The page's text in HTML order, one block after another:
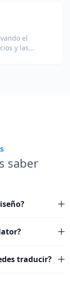
el
y las
saber
traducir?